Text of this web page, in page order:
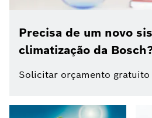
Precisa de um novo
climatização da
Solicitar orçamento gratuito